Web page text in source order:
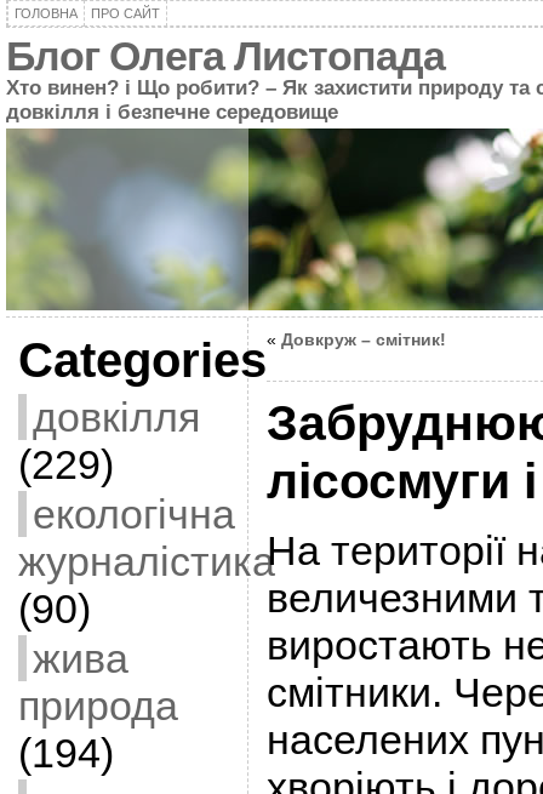
ГОЛОВНА ПРО САЙТ
Блог Олега Листопада
Хто винен? і Що робити? – Як захистити природу та
довкілля і безпечне середовище
Categories
довкілля
(229)
екологічна
журналістика
(90)
жива
природа
(194)
« Довкруж – смітник!
лісосмуги
На території
величезними
виростають
смітники.
населених